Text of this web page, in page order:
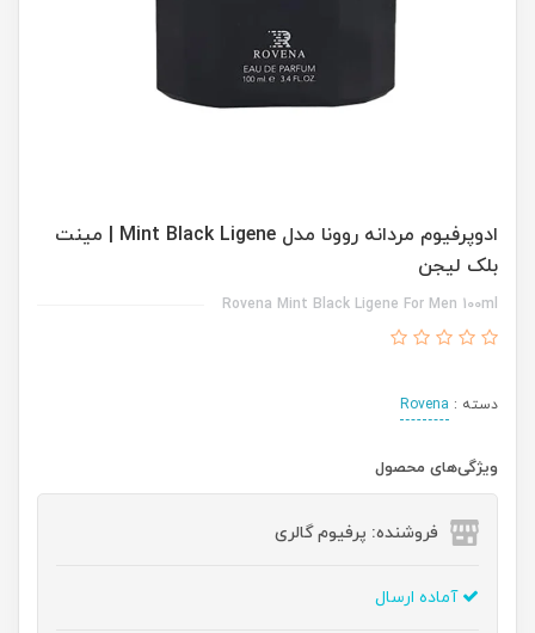
ادوپرفیوم مردانه روونا مدل Mint Black Ligene | مینت
بلک لیجن
Rovena Mint Black Ligene For Men 100ml
دسته : Rovena
ویژگی‌های محصول
فروشنده: پرفیوم گالری
آماده ارسال